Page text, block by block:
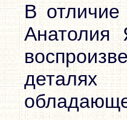
В отличие
Анатолия
деталях